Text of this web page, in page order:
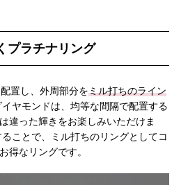
プラチナリング
置し、外周部分をミル打ちのライン
ヤモンドは、均等な間隔で配置する
違った輝きをお楽しみいただけま
ことで、ミル打ちのリングとしてコ
得なリングです。